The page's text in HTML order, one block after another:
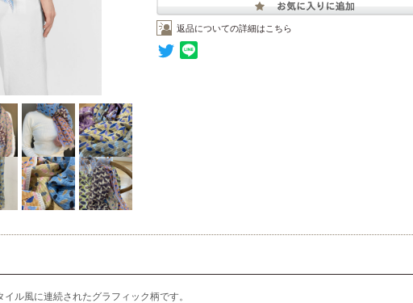
返品についての詳細はこちら
イル風に連続されたグラフィック柄です。